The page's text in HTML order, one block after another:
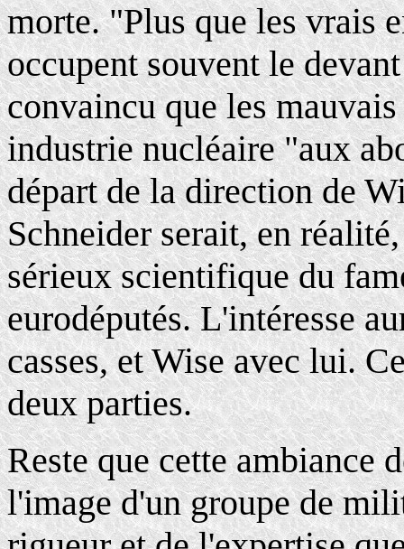
morte. "Plus que les vrais
occupent souvent le
convaincu que les
industrie nucléaire "aux
départ de la direction de
Schneider serait, en
sérieux scientifique du
eurodéputés. L'intéresse
casses, et Wise avec lui.
deux parties.
Reste que cette ambiance
l'image d'un groupe de